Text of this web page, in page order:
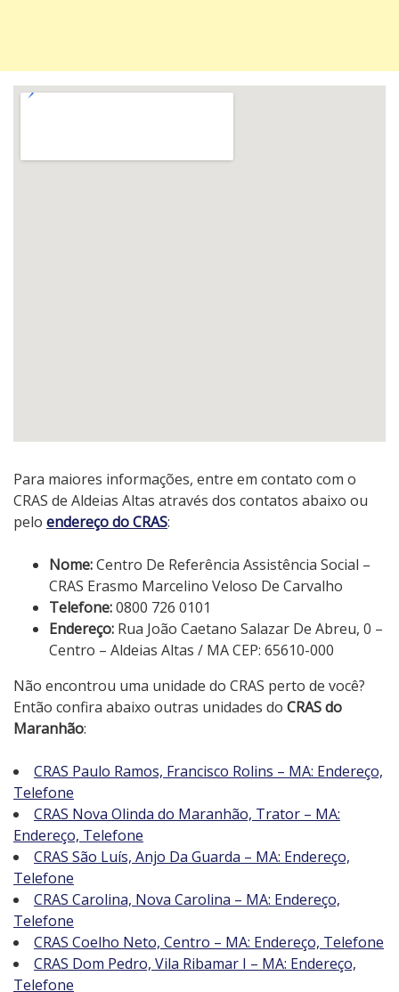
Para maiores informações, entre em contato com o
CRAS de Aldeias Altas através dos contatos abaixo ou
pelo endereço do CRAS:
Nome:Centro De Referência Assistência Social –
CRAS Erasmo Marcelino Veloso De Carvalho
Telefone:0800 726 0101
Endereço: Rua João Caetano Salazar De Abreu, 0 –
Centro – Aldeias Altas / MA CEP: 65610-000
Não encontrou uma unidade do CRAS perto de você?
Então confira abaixo outras unidades do CRAS do
Maranhão:
CRAS Paulo Ramos, Francisco Rolins – MA: Endereço,
Telefone
CRAS Nova Olinda do Maranhão, Trator – MA:
Endereço, Telefone
CRAS São Luís, Anjo Da Guarda – MA: Endereço,
Telefone
CRAS Carolina, Nova Carolina – MA: Endereço,
Telefone
CRAS Coelho Neto, Centro – MA: Endereço, Telefone
CRAS Dom Pedro, Vila Ribamar I – MA: Endereço,
Telefone